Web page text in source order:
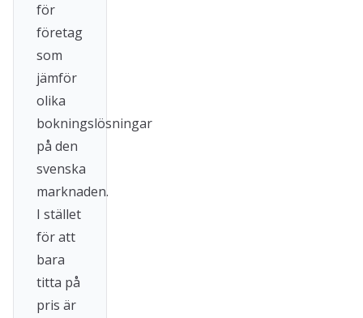
för
företag
som
jämför
olika
bokningslösningar
på den
svenska
marknaden.
I stället
för att
bara
titta på
pris är